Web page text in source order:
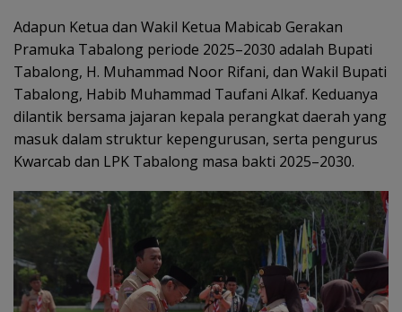
Adapun Ketua dan Wakil Ketua Mabicab Gerakan
Pramuka Tabalong periode 2025–2030 adalah Bupati
Tabalong, H. Muhammad Noor Rifani, dan Wakil Bupati
Tabalong, Habib Muhammad Taufani Alkaf. Keduanya
dilantik bersama jajaran kepala perangkat daerah yang
masuk dalam struktur kepengurusan, serta pengurus
Kwarcab dan LPK Tabalong masa bakti 2025–2030.